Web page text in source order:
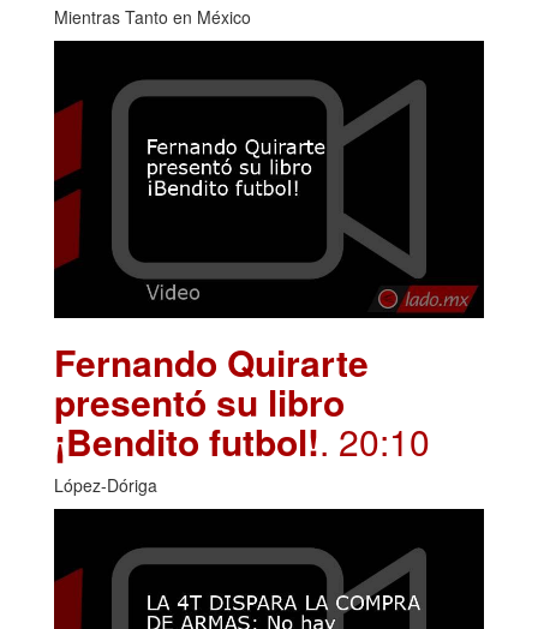
Mientras Tanto en México
Fernando Quirarte
presentó su libro
¡Bendito futbol!. 20:10
López-Dóriga